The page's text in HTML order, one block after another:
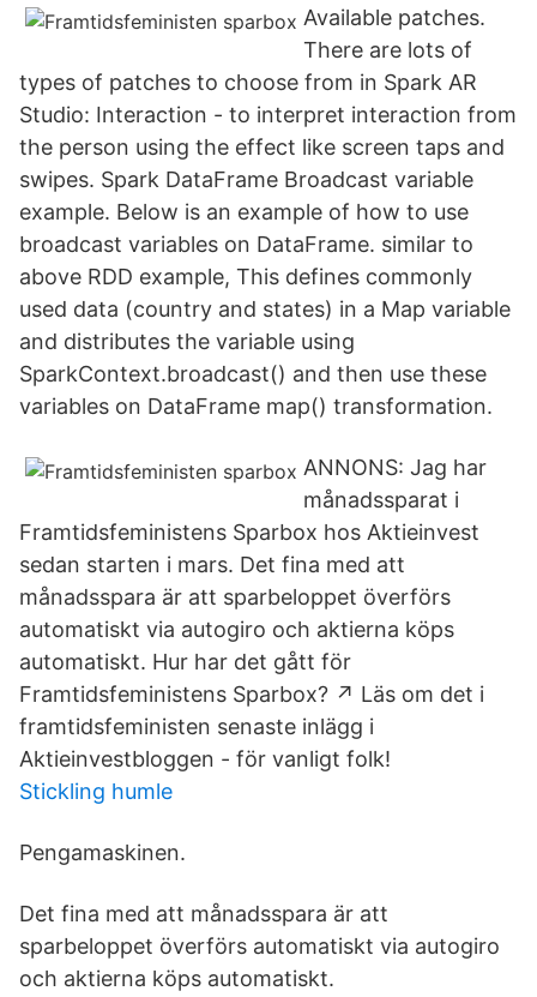
Available patches.
There are lots of
types of patches to choose from in Spark AR
Studio: Interaction - to interpret interaction from
the person using the effect like screen taps and
swipes. Spark DataFrame Broadcast variable
example. Below is an example of how to use
broadcast variables on DataFrame. similar to
above RDD example, This defines commonly
used data (country and states) in a Map variable
and distributes the variable using
SparkContext.broadcast() and then use these
variables on DataFrame map() transformation.
ANNONS: Jag har
månadssparat i
Framtidsfeministens Sparbox hos Aktieinvest
sedan starten i mars. Det fina med att
månadsspara är att sparbeloppet överförs
automatiskt via autogiro och aktierna köps
automatiskt. Hur har det gått för
Framtidsfeministens Sparbox? ↗️ Läs om det i
framtidsfeministen senaste inlägg i
Aktieinvestbloggen - för vanligt folk!
Stickling humle
Pengamaskinen.
Det fina med att månadsspara är att
sparbeloppet överförs automatiskt via autogiro
och aktierna köps automatiskt.